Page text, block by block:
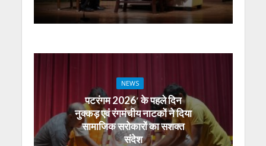
NEWS
पटरंगम 2026′ के पहले दिन
नुक्कड़ एवं रंगमंचीय नाटकों ने दिया
सामाजिक सरोकारों का सशक्त
संदेश